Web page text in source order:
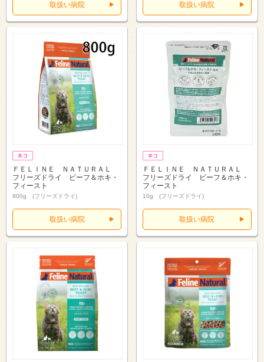
取扱い病院 取扱い病院
ＦＥＬＩＮＥ ＮＡＴＵＲＡＬ
フリーズドライ ビーフ＆ホキ・
フィースト
800g (フリーズドライ)
取扱い病院
ＦＥＬＩＮＥ ＮＡＴＵＲＡＬ
フリーズドライ ビーフ＆ホキ・
フィースト
10g (フリーズドライ)
取扱い病院